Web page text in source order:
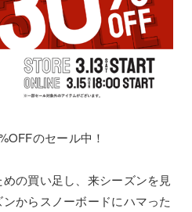
のセール中！
の買い足し、来シーズンを見
からスノーボードにハマった